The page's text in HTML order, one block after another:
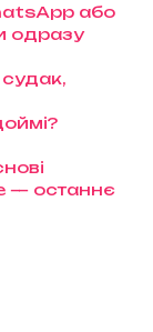
або
одразу
— останнє